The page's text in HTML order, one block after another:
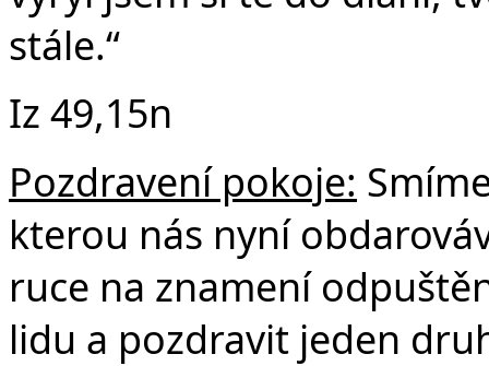
stále.“
Iz 49,15n
Pozdravení pokoje:
kterou nás nyní
ruce na znamení
lidu a pozdravit jeden